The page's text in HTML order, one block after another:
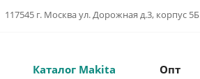
117545 г. Москва ул. Дорожная д.3, корпус 5Б
Каталог Makita Опт